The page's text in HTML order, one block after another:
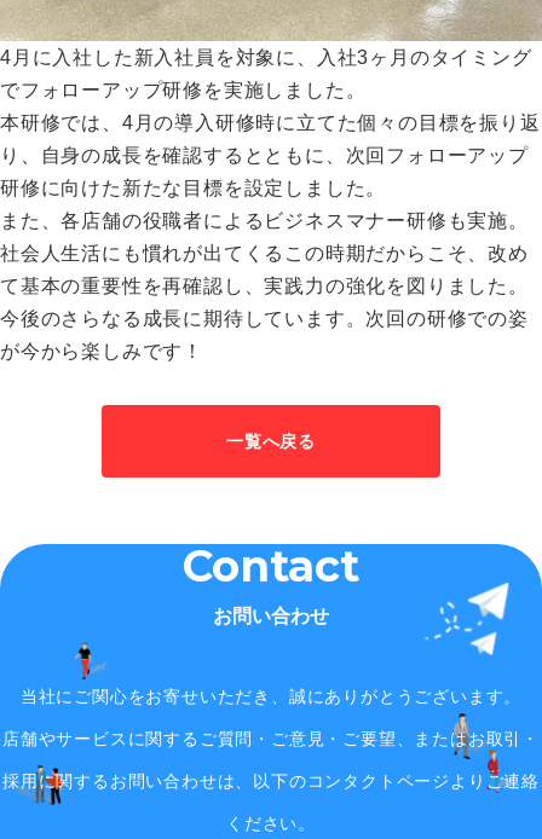
4月に入社した新入社員を対象に、入社3ヶ月のタイミング
でフォローアップ研修を実施しました。
本研修では、4月の導入研修時に立てた個々の目標を振り返
り、自身の成長を確認するとともに、次回フォローアップ
研修に向けた新たな目標を設定しました。
また、各店舗の役職者によるビジネスマナー研修も実施。
社会人生活にも慣れが出てくるこの時期だからこそ、改め
て基本の重要性を再確認し、実践力の強化を図りました。
今後のさらなる成長に期待しています。次回の研修での姿
が今から楽しみです！
一覧へ戻る
Contact
お問い合わせ
当社にご関心をお寄せいただき、誠にありがとうございます。
店舗やサービスに関するご質問・ご意見・ご要望、またはお取引・
採用に関するお問い合わせは、 以下のコンタクトページよりご連絡
ください。